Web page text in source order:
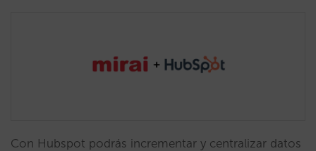
Con Hubspot podrás incrementar y centralizar datos